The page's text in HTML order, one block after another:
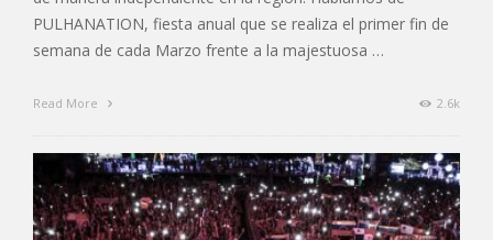
PULHANATION, fiesta anual que se realiza el primer fin de
semana de cada Marzo frente a la majestuosa …
Read More 2.6k